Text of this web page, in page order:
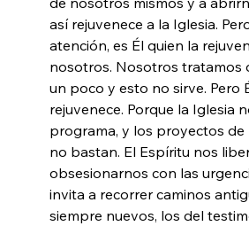
así rejuvenece a la Iglesia.
atención, es Él quien la
nosotros. Nosotros tratamos
un poco y esto no sirve. Pero
rejuvenece. Porque la Iglesia
programa, y los proyectos de
no bastan. El Espíritu nos
obsesionarnos con las
invita a recorrer caminos
siempre nuevos, los del